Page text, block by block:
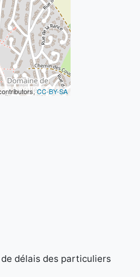
CC-BY-SA
délais des particuliers